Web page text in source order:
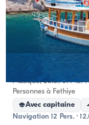
Musique, Soleil et Mer
Personnes à Fethiye
Avec capitaine
Navigation 12 Pers. ·